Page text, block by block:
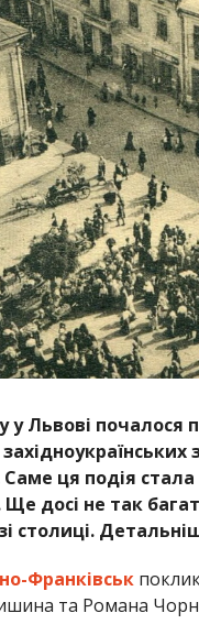
у Львові
ця подія
Ще досі не так
столиці.
Франківськ
та Романа